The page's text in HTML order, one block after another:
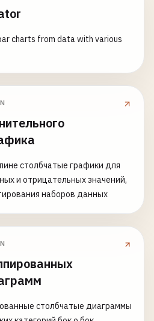
charts from data with various
столбчатые графики для
и отрицательных значений,
наборов данных
столбчатые диаграммы